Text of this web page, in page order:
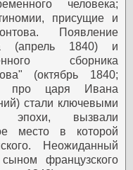
человека;
присущие и
Появление
(апрель 1840) и
сборника
(октябрь 1840;
про царя Ивана
стали ключевыми
эпохи, вызвали
место в которой
Неожиданный
французского